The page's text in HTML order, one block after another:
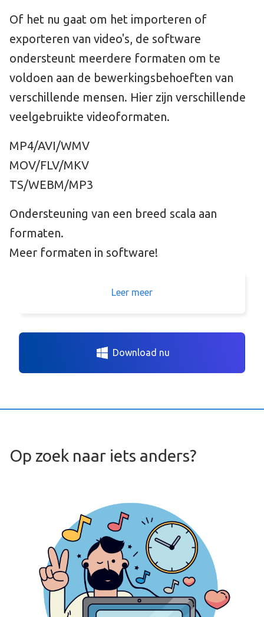
Of het nu gaat om het importeren of
exporteren van video's, de software
ondersteunt meerdere formaten om te
voldoen aan de bewerkingsbehoeften van
verschillende mensen. Hier zijn verschillende
veelgebruikte videoformaten.
MP4/AVI/WMV
MOV/FLV/MKV
TS/WEBM/MP3
Ondersteuning van een breed scala aan
formaten.
Meer formaten in software!
Leer meer
Download nu
Op zoek naar iets anders?